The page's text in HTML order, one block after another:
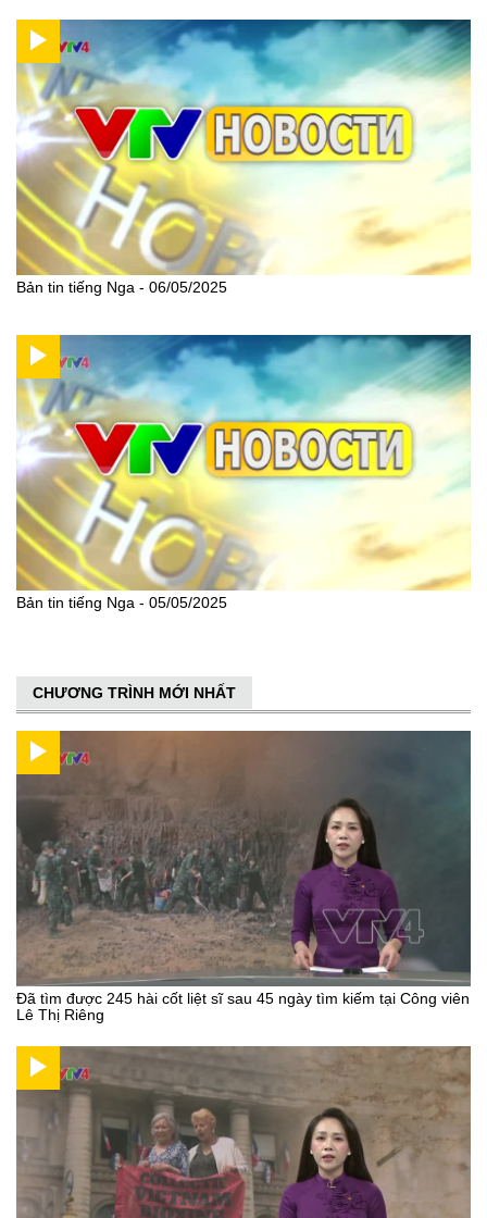
Bản tin tiếng Nga - 06/05/2025
Bản tin tiếng Nga - 05/05/2025
CHƯƠNG TRÌNH MỚI NHẤT
Đã tìm được 245 hài cốt liệt sĩ sau 45 ngày tìm kiếm tại Công viên
Lê Thị Riêng